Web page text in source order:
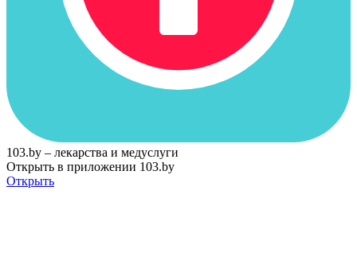
103.by – лекарства и медуслуги
Открыть в приложении 103.by
Открыть